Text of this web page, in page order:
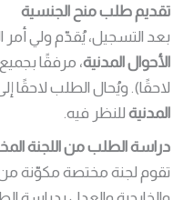
تقديم طلب منح الجنسية
بعد التسجيل، يُقدّم ولي
الأحوال المدنية، مرفقًا
لاحقًا). ويُحال الطلب لاحقًا
المدنية للنظر فيه.
دراسة الطلب من اللجنة
تقوم لجنة مختصة مكوّنة من